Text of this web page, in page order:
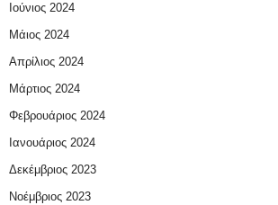
Ιούνιος 2024
Μάιος 2024
Απρίλιος 2024
Μάρτιος 2024
Φεβρουάριος 2024
Ιανουάριος 2024
Δεκέμβριος 2023
Νοέμβριος 2023